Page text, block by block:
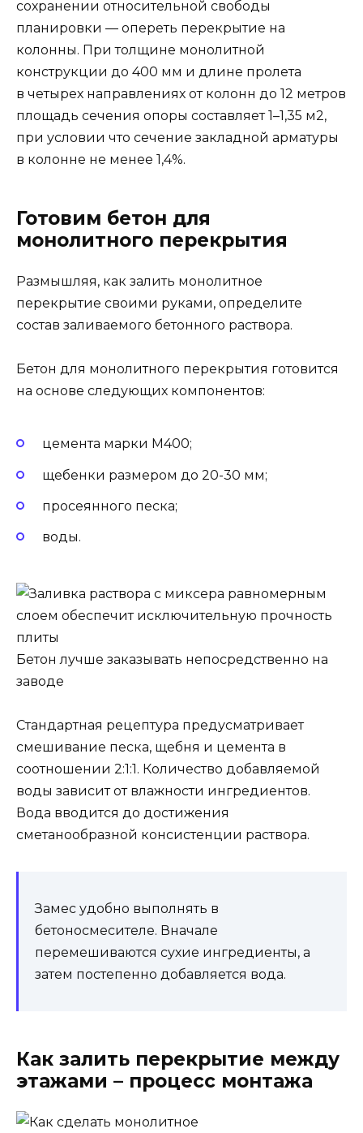
сохранении относительной свободы
планировки — опереть перекрытие на
колонны. При толщине монолитной
конструкции до 400 мм и длине пролета
в четырех направлениях от колонн до 12 метров
площадь сечения опоры составляет 1–1,35 м2,
при условии что сечение закладной арматуры
в колонне не менее 1,4%.
Готовим бетон для
монолитного перекрытия
Размышляя, как залить монолитное
перекрытие своими руками, определите
состав заливаемого бетонного раствора.
Бетон для монолитного перекрытия готовится
на основе следующих компонентов:
цемента марки М400;
щебенки размером до 20-30 мм;
просеянного песка;
воды.
Бетон лучше заказывать непосредственно на
заводе
Стандартная рецептура предусматривает
смешивание песка, щебня и цемента в
соотношении 2:1:1. Количество добавляемой
воды зависит от влажности ингредиентов.
Вода вводится до достижения
сметанообразной консистенции раствора.
Замес удобно выполнять в
бетоносмесителе. Вначале
перемешиваются сухие ингредиенты, а
затем постепенно добавляется вода.
Как залить перекрытие между
этажами – процесс монтажа